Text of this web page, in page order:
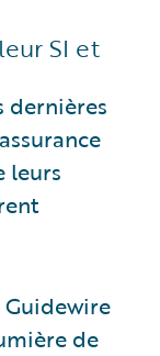
SI et
dernières
leurs
de